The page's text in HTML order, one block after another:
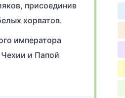
присоединив
хорватов.
императора
и Папой